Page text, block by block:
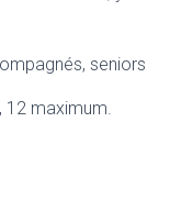
seniors
12 maximum.